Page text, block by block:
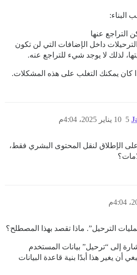
البناء:
التراجع عنها
داخل الإضافات التي لن تكون
لذلك لا يوجد شيء للتراجع عنه.
كان يمكنك التغلب على هذه المشكلات.
10 يناير 2025، 4:04م 5
على الإطلاق لنقل المحتوى البشري فقط،
الترحيل”. ماذا تقصد بهذا المصطلح؟
إلى “ترحيل” بيانات المستخدم
أن يغير هذا أبدًا بنية قاعدة البيانات